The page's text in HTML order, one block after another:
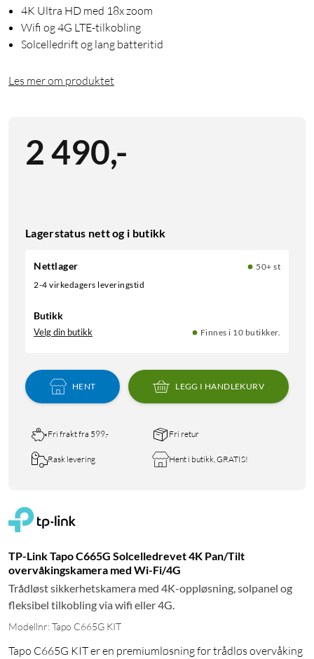
4K Ultra HD med 18x zoom
Wifi og 4G LTE-tilkobling
Solcelledrift og lang batteritid
Les mer om produktet
2 490,-
Lagerstatus nett og i butikk
Nettlager
50+ st
2-4 virkedagers leveringstid
Butikk
Velg din butikk Finnes i 10 butikker.
HENT LEGG I HANDLEKURV
Fri frakt fra 599,- Fri retur
Rask levering Hent i butikk, GRATIS!
TP-Link Tapo C665G Solcelledrevet 4K Pan/Tilt
overvåkingskamera med Wi-Fi/4G
Trådløst sikkerhetskamera med 4K-oppløsning, solpanel og
fleksibel tilkobling via wifi eller 4G.
Modellnr: Tapo C665G KIT
Tapo C665G KIT er en premiumløsning for trådløs overvåking